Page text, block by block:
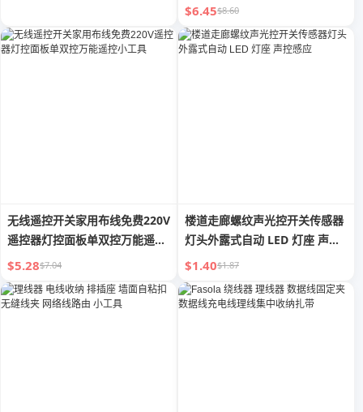
$6.45$8.60
无线遥控开关家用布线免费220V
遥控器灯控面板单双控万能遥控
小工具
$5.28$7.04
楼道走廊螺纹声光控开关传感器
灯头外露式自动 LED 灯座 声控
感应
$1.40$1.87